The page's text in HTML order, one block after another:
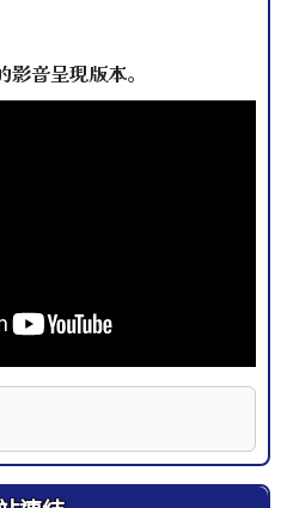
音呈現版本。